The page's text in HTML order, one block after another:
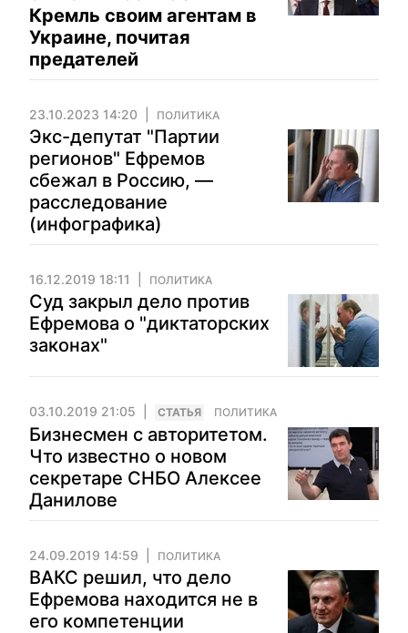
Кремль своим агентам в
Украине, почитая
предателей
23.10.2023 14:20 ПОЛИТИКА
Экс-депутат "Партии
регионов" Ефремов
сбежал в Россию, —
расследование
(инфографика)
16.12.2019 18:11 ПОЛИТИКА
Суд закрыл дело против
Ефремова о "диктаторских
законах"
03.10.2019 21:05 CТАТЬЯ ПОЛИТИКА
Бизнесмен с авторитетом.
Что известно о новом
секретаре СНБО Алексее
Данилове
24.09.2019 14:59 ПОЛИТИКА
ВАКС решил, что дело
Ефремова находится не в
его компетенции